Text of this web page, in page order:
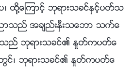
႔ေၾကာင့္ ဘုရားသခင္ႏွင့္ပတ္သ
သည္ အခ်ည္းႏွီးသေဘာ သက္ေ
ည္ ဘုရားသခင္၏ ႏႈတ္ကပတ္ေ
င္၊ ဘုရားသခင္၏ ႏႈတ္ကပတ္ေ